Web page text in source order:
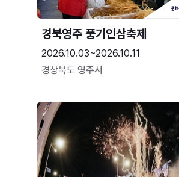
경북영주 풍기인삼축제
2026.10.03~2026.10.11
경상북도 영주시